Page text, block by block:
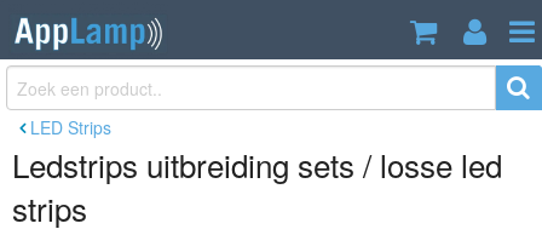
LED Strips
Ledstrips uitbreiding sets / losse led
strips